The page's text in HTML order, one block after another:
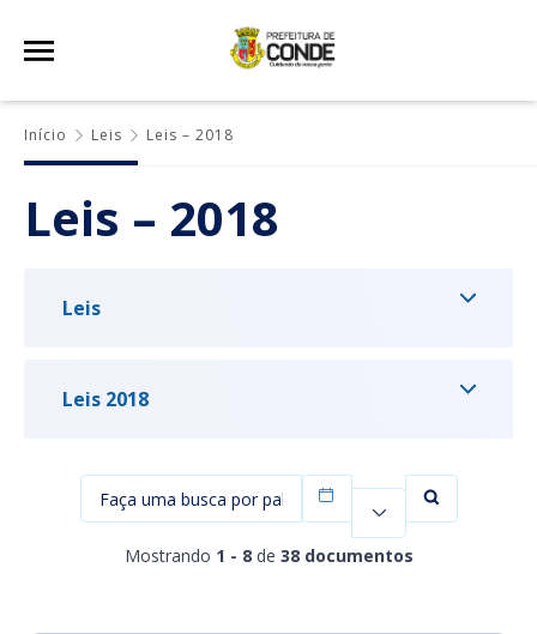
Início Leis Leis – 2018
Leis – 2018
Leis
Leis 2018
Mostrando 1 - 8 de 38 documentos
Filtrar por data